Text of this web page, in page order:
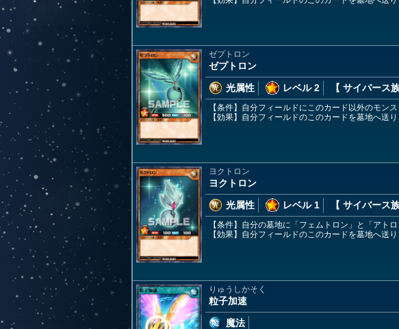
ゼプトロン
ゼプトロン
光属性
レベル 2 【 サイバース
【条件】自分フィールドにこのカード以外のモン
【効果】自分フィールドのこのカードを墓地へ送
ヨクトロン
ヨクトロン
光属性
レベル 1 【 サイバース
【条件】自分の墓地に「フェムトロン」と「アト
【効果】自分フィールドのこのカードを墓地へ送
りゅうしかそく
粒子加速
魔法